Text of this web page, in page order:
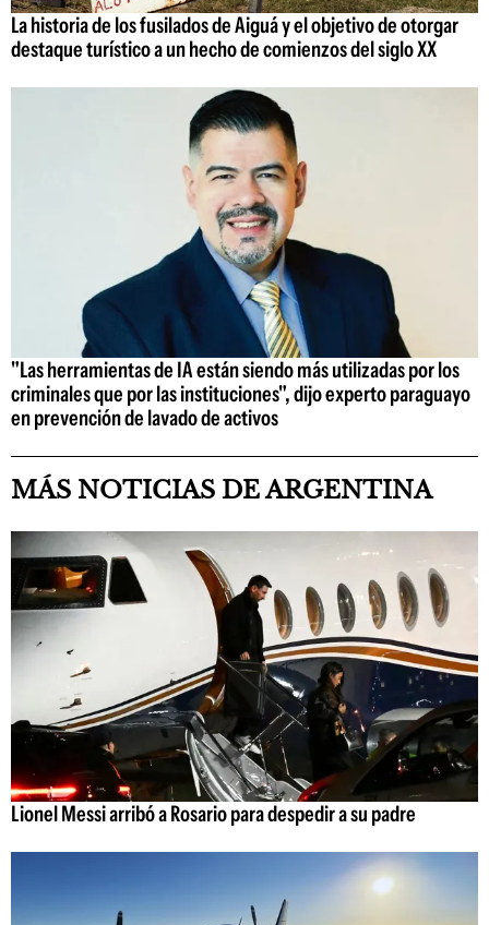
La historia de los fusilados de Aiguá y el objetivo de otorgar
destaque turístico a un hecho de comienzos del siglo XX
"Las herramientas de IA están siendo más utilizadas por los
criminales que por las instituciones", dijo experto paraguayo
en prevención de lavado de activos
MÁS NOTICIAS DE ARGENTINA
Lionel Messi arribó a Rosario para despedir a su padre